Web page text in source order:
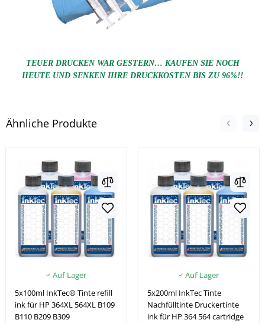
TEUER DRUCKEN WAR GESTERN… KAUFEN SIE NOCH
HEUTE UND SENKEN IHRE DRUCKKOSTEN BIS ZU 96%!!
Ähnliche Produkte
Auf Lager
5x100ml InkTec® Tinte refill
ink für HP 364XL 564XL B109
B110 B209 B309
Auf Lager
5x200ml InkTec Tinte
Nachfülltinte Druckertinte
ink für HP 364 564 cartridge